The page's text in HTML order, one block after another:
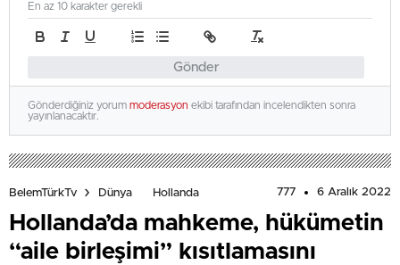
Gönder
En az 10 karakter gerekli
Gönderdiğiniz yorum moderasyon ekibi tarafından incelendikten sonra
yayınlanacaktır.
BelemTürkTv Dünya Hollanda 777 6 Aralık 2022
Hollanda’da mahkeme, hükümetin
“aile birleşimi” kısıtlamasını